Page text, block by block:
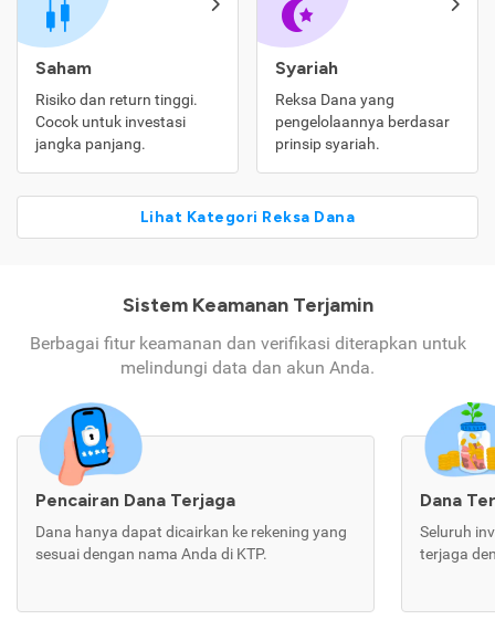
Saham
Risiko dan return tinggi.
Cocok untuk investasi
jangka panjang.
Syariah
Reksa Dana yang
pengelolaannya berdasar
prinsip syariah.
Lihat Kategori Reksa Dana
Sistem Keamanan Terjamin
Berbagai fitur keamanan dan verifikasi diterapkan untuk
melindungi data dan akun Anda.
Pencairan Dana Terjaga
Dana hanya dapat dicairkan ke rekening yang
sesuai dengan nama Anda di KTP.
Dana
Seluruh
terjaga